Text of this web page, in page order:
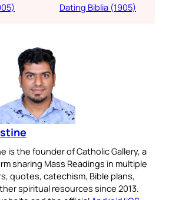
Dating Biblia (1905)
is the founder of Catholic Gallery, a
sharing Mass Readings in multiple
quotes, catechism, Bible plans,
spiritual resources since 2013.